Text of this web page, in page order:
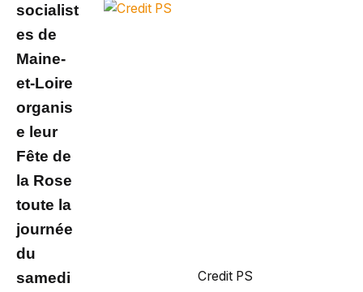
Credit PS
socialist
es de
Maine-
et-Loire
organis
e leur
Fête de
la Rose
toute la
journée
du
samedi